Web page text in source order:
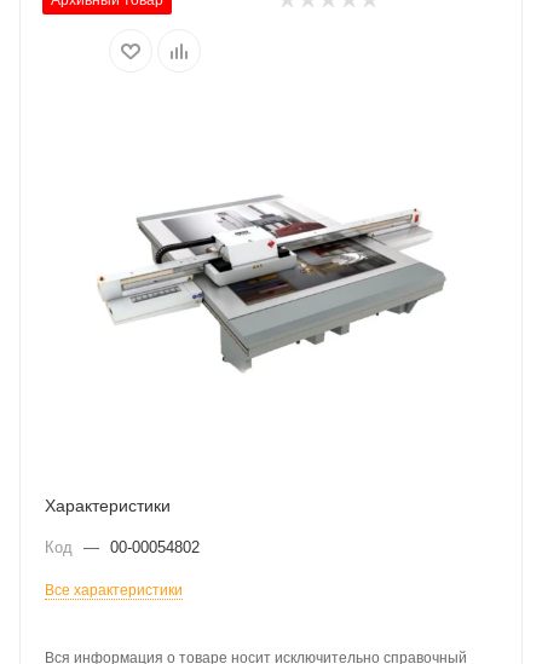
Характеристики
Код — 00-00054802
Все характеристики
Вся информация о товаре носит исключительно справочный